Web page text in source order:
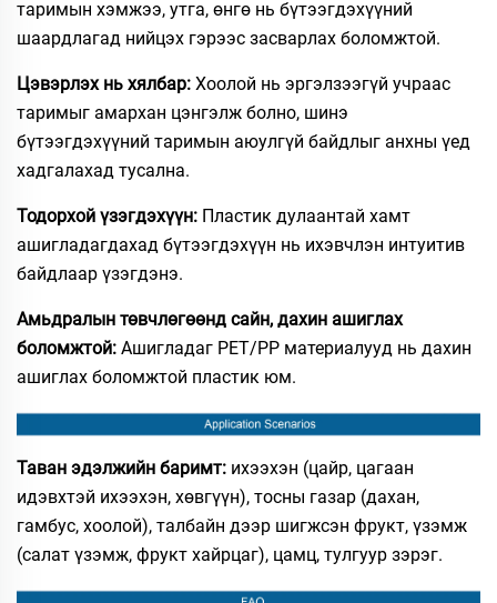
таримын хэмжээ, утга, өнгө нь бүтээгдэхүүний
шаардлагад нийцэх гэрээс засварлах боломжтой.
Цэвэрлэх нь хялбар: Хоолой нь эргэлзээгүй учраас
таримыг амархан цэнгэлж болно, шинэ
бүтээгдэхүүний таримын аюулгүй байдлыг анхны үед
хадгалахад тусална.
Тодорхой үзэгдэхүүн: Пластик дулаантай хамт
ашигладагдахад бүтээгдэхүүн нь ихэвчлэн интуитив
байдлаар үзэгдэнэ.
Амьдралын төвчлөгөөнд сайн, дахин ашиглах
боломжтой: Ашигладаг PET/PP материалууд нь дахин
ашиглах боломжтой пластик юм.
Таван эдэлжийн баримт: ихээхэн (цайр, цагаан
идэвхтэй ихээхэн, хөвгүүн), тосны газар (дахан,
гамбус, хоолой), талбайн дээр шигжсэн фрукт, үзэмж
(салат үзэмж, фрукт хайрцаг), цамц, тулгуур зэрэг.